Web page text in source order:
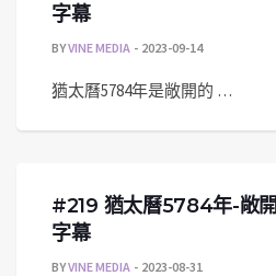
字幕
BYVINE MEDIA 2023-09-14
猶太曆5784年是敞開的 …
#219 猶太曆5784年-敞
字幕
BYVINE MEDIA 2023-08-31